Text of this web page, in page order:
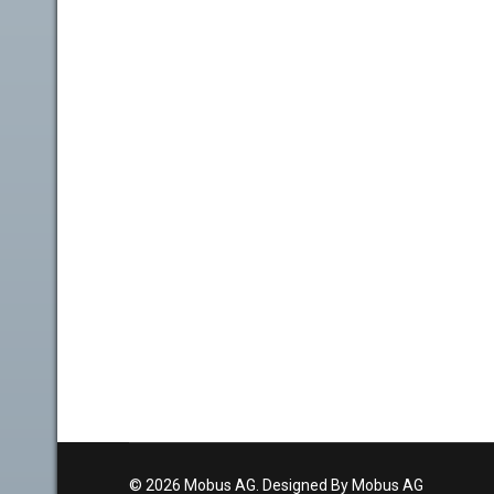
© 2026 Mobus AG. Designed By Mobus AG